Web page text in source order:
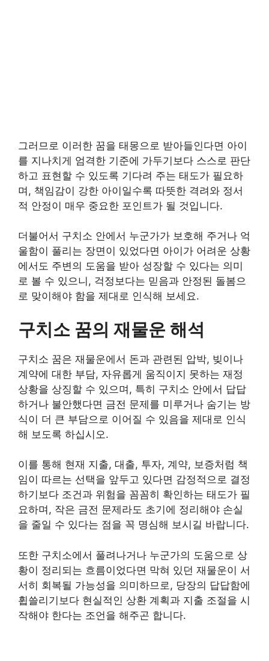
그러므로 이러한 꿈을 태몽으로 받아들인다면 아이
를 지나치게 엄격한 기준에 가두기보다 스스로 판단
하고 표현할 수 있도록 기다려 주는 태도가 필요하
며, 책임감이 강한 아이일수록 따뜻한 격려와 정서
적 안정이 매우 중요한 포인트가 될 것입니다.
더불어서 구치소 안에서 누군가가 보호해 주거나 억
울함이 풀리는 장면이 있었다면 아이가 어려운 상황
에서도 주변의 도움을 받아 성장할 수 있다는 의미
로 볼 수 있으니, 걱정보다는 믿음과 안정된 돌봄으
로 맞이해야 함을 제대로 인식해 보세요.
구치소 꿈의 재물운 해석
구치소 꿈은 재물운에서 돈과 관련된 압박, 빚이나
계약에 대한 부담, 자유롭게 움직이지 못하는 재정
상황을 상징할 수 있으며, 특히 구치소 안에서 답답
하거나 불안했다면 금전 문제를 미루거나 숨기는 방
식이 더 큰 부담으로 이어질 수 있음을 제대로 인식
해 보도록 하십시오.
이를 통해 현재 지출, 대출, 투자, 계약, 보증처럼 책
임이 따르는 선택을 앞두고 있다면 감정적으로 결정
하기보다 조건과 위험을 꼼꼼히 확인하는 태도가 필
요하며, 작은 금전 문제라도 초기에 정리해야 손실
을 줄일 수 있다는 점을 꼭 명심해 보시길 바랍니다.
또한 구치소에서 풀려나거나 누군가의 도움으로 상
황이 정리되는 흐름이었다면 막혀 있던 재물운이 서
서히 회복될 가능성을 의미하므로, 당장의 답답함에
휩쓸리기보다 현실적인 상환 계획과 지출 조절을 시
작해야 한다는 조언을 해주곤 합니다.